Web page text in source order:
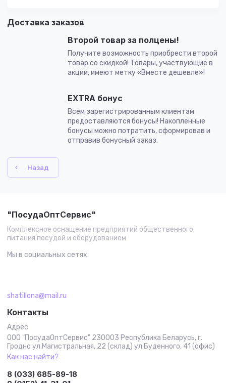
Доставка заказов
Второй товар за полцены!
Получите возможность приобрести второй
товар со скидкой! Товары, участвующие в
акции, имеют метку «Вместе дешевле»!
EXTRA бонус
Всем зарегистрированным клиентам
предоставляются бонусы! Накопленные
бонусы можно потратить, сформировав и
отправив бонусный заказ.
Назад
"ПосудаОптСервис"
Комплексное оснащение предприятий общественного
питания посудой и оборудованием
Мы в социальных сетях:
shatillona@mail.ru
Контакты
Адрес
ООО "ПосудаОптСервис" 230003 Республика Беларусь, г.
Гродно ул.Магистральная, 22 (склад) ул.Буденного, 41 (офис)
Как нас найти?
8 (033) 685-89-18